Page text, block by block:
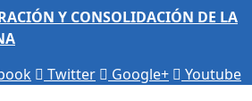
Y CONSOLIDACIÓN DE LA
Twitter Google+ Youtube